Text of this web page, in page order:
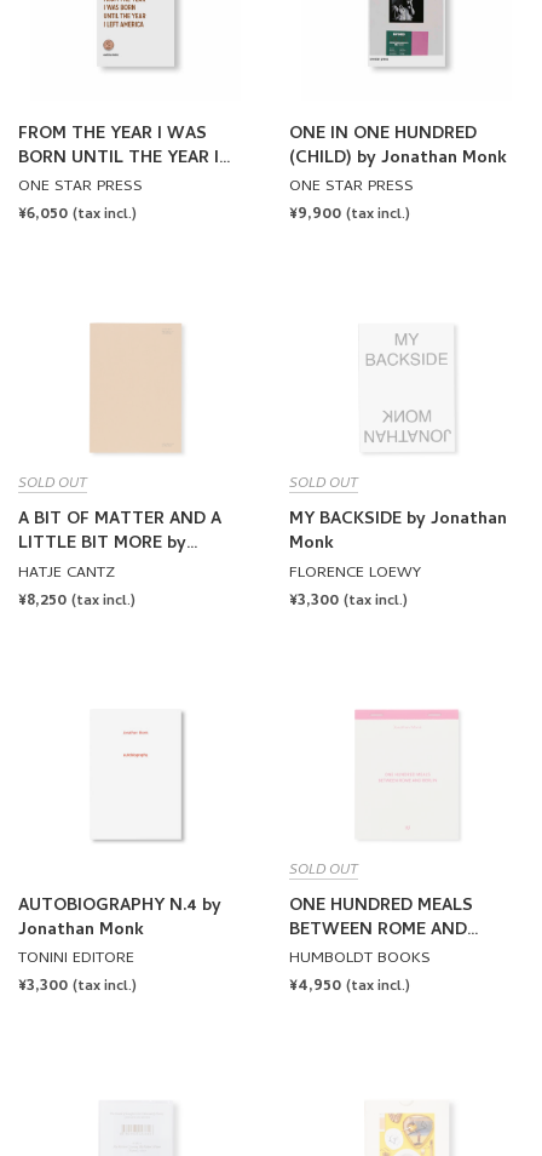
FROM THE YEAR I WAS
BORN UNTIL THE YEAR I
LEFT AMERICA by Jonathan
Monk
ONE STAR PRESS
REGULAR
¥6,050 (tax incl.)
ONE IN ONE HUNDRED
(CHILD) by Jonathan Monk
ONE STAR PRESS
REGULAR
¥9,900 (tax incl.)
SOLD OUT
A BIT OF MATTER AND A
LITTLE BIT MORE by
Jonathan Monk
HATJE CANTZ
REGULAR
¥8,250 (tax incl.)
SOLD OUT
MY BACKSIDE by Jonathan
Monk
FLORENCE LOEWY
REGULAR
¥3,300 (tax incl.)
AUTOBIOGRAPHY N.4 by
Jonathan Monk
TONINI EDITORE
REGULAR
¥3,300 (tax incl.)
SOLD OUT
ONE HUNDRED MEALS
BETWEEN ROME AND
BERLIN by Jonathan Monk
HUMBOLDT BOOKS
REGULAR
¥4,950 (tax incl.)